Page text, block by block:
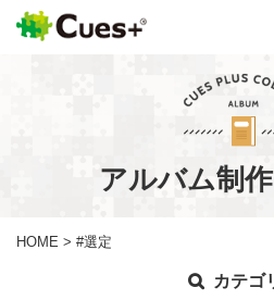
アルバム制
HOME > #選定
カテゴ